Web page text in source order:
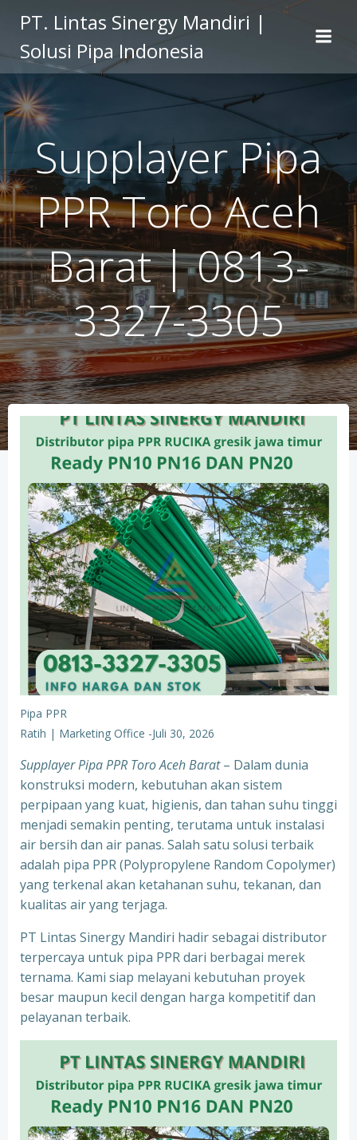
to
content
PT. Lintas Sinergy Mandiri |
Solusi Pipa Indonesia
Supplayer Pipa
PPR Toro Aceh
Barat | 0813-
3327-3305
Pipa PPR
Ratih | Marketing Office -Juli 30, 2026
Supplayer Pipa PPR Toro Aceh Barat– Dalam dunia
konstruksi modern, kebutuhan akan sistem
perpipaan yang kuat, higienis, dan tahan suhu tinggi
menjadi semakin penting, terutama untuk instalasi
air bersih dan air panas. Salah satu solusi terbaik
adalah pipa PPR (Polypropylene Random Copolymer)
yang terkenal akan ketahanan suhu, tekanan, dan
kualitas air yang terjaga.
PT Lintas Sinergy Mandiri hadir sebagai distributor
terpercaya untuk pipa PPR dari berbagai merek
ternama. Kami siap melayani kebutuhan proyek
besar maupun kecil dengan harga kompetitif dan
pelayanan terbaik.